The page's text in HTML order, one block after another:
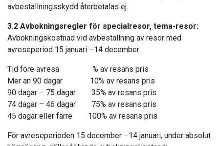
avbeställningsskydd återbetalas ej.
3.2 Avbokningsregler för specialresor, tema-resor:
Avbokningskostnad vid avbeställning av resor med
avreseperiod 15 januari –14 december:
Tid före avresa % av resans pris
Mer än 90 dagar 10% av resans pris
90 dagar – 75 dagar 35% av resans pris
74 dagar – 46 dagar 75% av resans pris
45 dagar eller färre 100% av resans pris
För avreseperioden 15 december –14 januari, under absolut